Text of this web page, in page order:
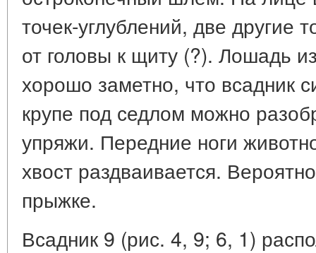
точек-углублений, две другие
от головы к щиту (?). Лошадь
хорошо заметно, что всадник
крупе под седлом можно
упряжи. Передние ноги
хвост раздваивается.
прыжке.
Всадник 9 (рис. 4, 9; 6, 1)